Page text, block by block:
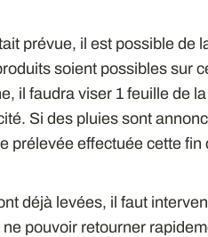
prévue, il est possible de
soient possibles sur
il faudra viser 1 feuille de
Si des pluies sont
prélevée effectuée cette fin
déjà levées, il faut
pouvoir retourner